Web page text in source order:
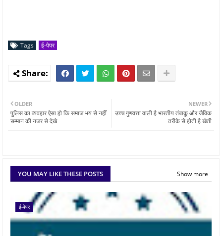
Tags ई-पेपर
NEWER
उच्च गुणवत्ता वाली है भारतीय तंबाकू और जैविक
तरीके से होती है खेती
OLDER
पुलिस का व्यवहार ऐसा हो कि समाज भय से नहीं
सम्मान की नजर से देखे
YOU MAY LIKE THESE POSTS Show more
ई-पेपर